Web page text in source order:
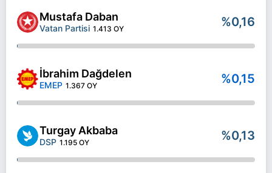
Mustafa Daban
Vatan Partisi 1.413 OY %0,16
İbrahim Dağdelen
EMEP 1.367 OY %0,15
Turgay Akbaba
DSP 1.195 OY %0,13